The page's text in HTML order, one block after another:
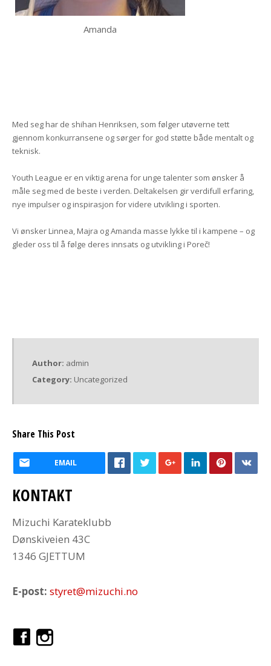
Amanda
Med seg har de shihan Henriksen, som følger utøverne tett
gjennom konkurransene og sørger for god støtte både mentalt og
teknisk.
Youth League er en viktig arena for unge talenter som ønsker å
måle seg med de beste i verden. Deltakelsen gir verdifull erfaring,
nye impulser og inspirasjon for videre utvikling i sporten.
Vi ønsker Linnea, Majra og Amanda masse lykke til i kampene – og
gleder oss til å følge deres innsats og utvikling i Poreč!
Author: admin
Category: Uncategorized
Share This Post
EMAIL
KONTAKT
Mizuchi Karateklubb
Dønskiveien 43C
1346 GJETTUM
E-post: styret@mizuchi.no